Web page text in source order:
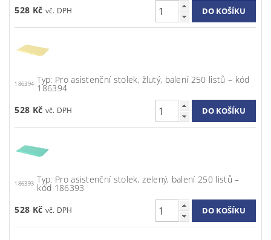
528 Kč
186394 Typ: Pro asistenční stolek, žlutý, balení 250 listů – kód
186394
528 Kč
186393 Typ: Pro asistenční stolek, zelený, balení 250 listů –
kód 186393
528 Kč